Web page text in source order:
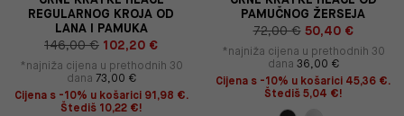
REGULARNOG KROJA OD
LANA I PAMUKA
146,00 € 102,20 €
*najniža cijena u prethodnih 30
dana 73,00 €
Cijena s -10% u košarici 91,98 €.
Štediš 10,22 €!
PAMUČNOG ŽERSEJA
72,00 € 50,40 €
*najniža cijena u prethodnih 30
dana 36,00 €
Cijena s -10% u košarici 45,36 €.
Štediš 5,04 €!